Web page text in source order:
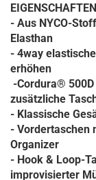
- Aus NYCO-Stoff
Elasthan
- 4way
erhöhen
-Cordura®
zusätzliche
- Klassische
- Vordertaschen
Organizer
- Hook & Loop-
improvisierter